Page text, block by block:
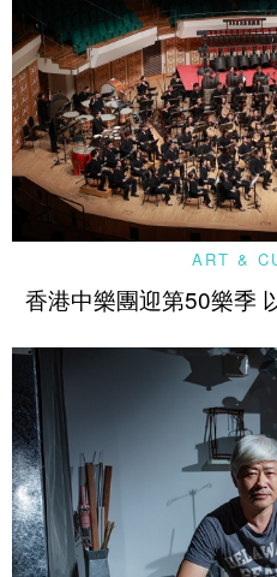
ART &
香港中樂團迎第50樂季